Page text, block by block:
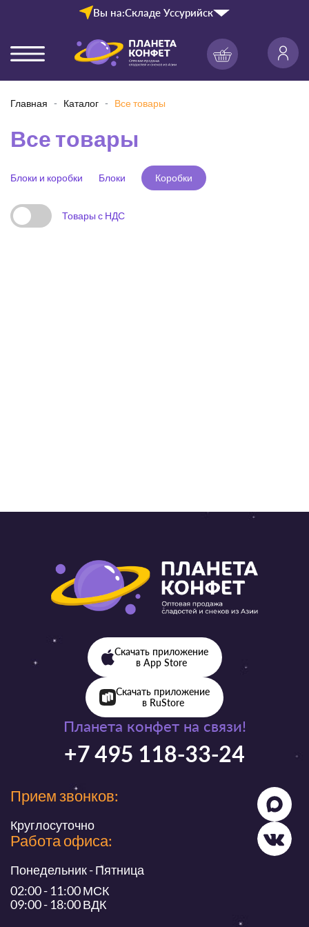
Вы на:Складе Уссурийск
Главная Каталог Все товары
Все товары
Блоки и коробки Блоки Коробки
Товары с НДС
Планета конфет на связи!
+7 495 118-33-24
Прием звонков:
Круглосуточно
Работа офиса:
Понедельник - Пятница
02:00 - 11:00 МСК
09:00 - 18:00 ВДК
Скачать приложение
в App Store
Скачать приложение
в RuStore